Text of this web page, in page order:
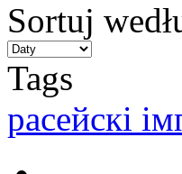
Sortuj
Tags
расейскі